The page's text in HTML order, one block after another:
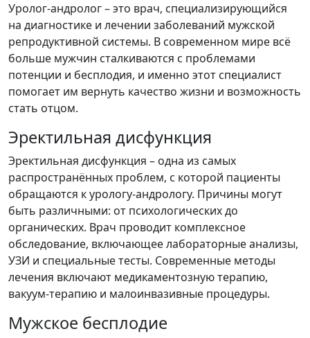
Уролог-андролог – это врач, специализирующийся
на диагностике и лечении заболеваний мужской
репродуктивной системы. В современном мире всё
больше мужчин сталкиваются с проблемами
потенции и бесплодия, и именно этот специалист
помогает им вернуть качество жизни и возможность
стать отцом.
Эректильная дисфункция
Эректильная дисфункция – одна из самых
распространённых проблем, с которой пациенты
обращаются к урологу-андрологу. Причины могут
быть различными: от психологических до
органических. Врач проводит комплексное
обследование, включающее лабораторные анализы,
УЗИ и специальные тесты. Современные методы
лечения включают медикаментозную терапию,
вакуум-терапию и малоинвазивные процедуры.
Мужское бесплодие